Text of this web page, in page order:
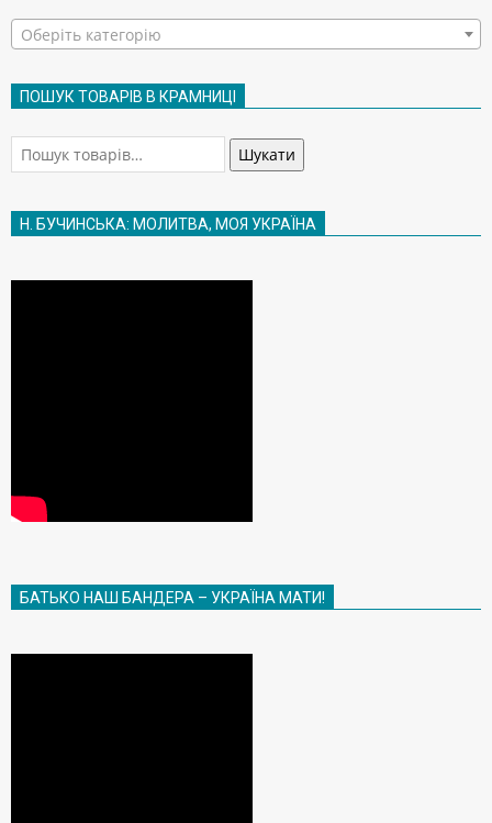
Оберіть категорію
ПОШУК ТОВАРІВ В КРАМНИЦІ
Шукати: Шукати
Н. БУЧИНСЬКА: МОЛИТВА, МОЯ УКРАЇНА
БАТЬКО НАШ БАНДЕРА – УКРАЇНА МАТИ!